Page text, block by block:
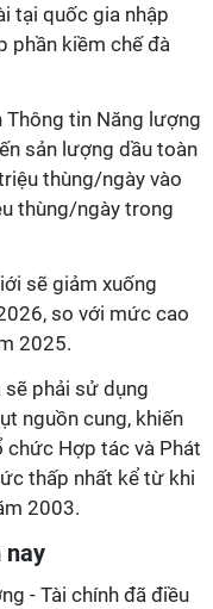
tại quốc gia nhập
phần kiềm chế đà
Thông tin Năng lượng
sản lượng dầu toàn
thùng/ngày vào
thùng/ngày trong
sẽ giảm xuống
so với mức cao
2025.
sẽ phải sử dụng
nguồn cung, khiến
chức Hợp tác và Phát
thấp nhất kể từ khi
2003.
nay
- Tài chính đã điều